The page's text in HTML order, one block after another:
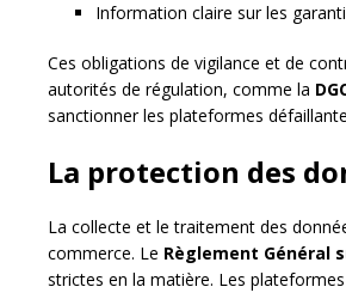
Information claire sur les
Ces obligations de vigilance et de
autorités de régulation, comme la
sanctionner les plateformes
La protection des
La collecte et le traitement des
commerce. Le Règlement Général
strictes en la matière. Les